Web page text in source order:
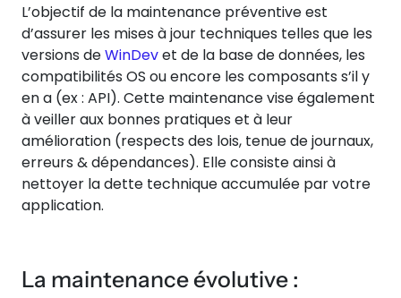
L’objectif de la maintenance préventive est
d’assurer les mises à jour techniques telles que les
versions deWinDevet de la base de données, les
compatibilités OS ou encore les composants s’il y
en a (ex : API). Cette maintenance vise également
à veiller aux bonnes pratiques et à leur
amélioration (respects des lois, tenue de journaux,
erreurs & dépendances). Elle consiste ainsi à
nettoyer la dette technique accumulée par votre
application.
La maintenance évolutive :